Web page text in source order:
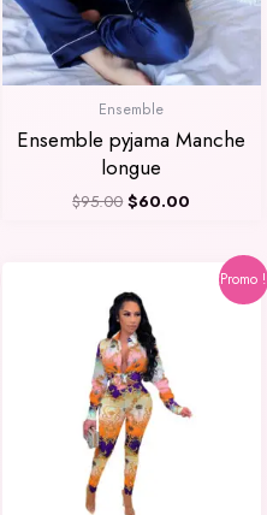
Ensemble
Ensemble pyjama Manche
longue
$95.00 $60.00
Promo !
prix
initial
était :
$95.00.
prix
actuel